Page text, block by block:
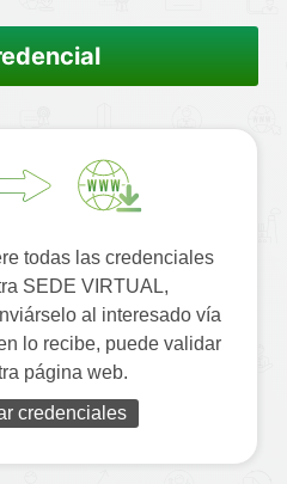
todas las credenciales
SEDE VIRTUAL,
al interesado vía
lo recibe, puede validar
página web.
credenciales